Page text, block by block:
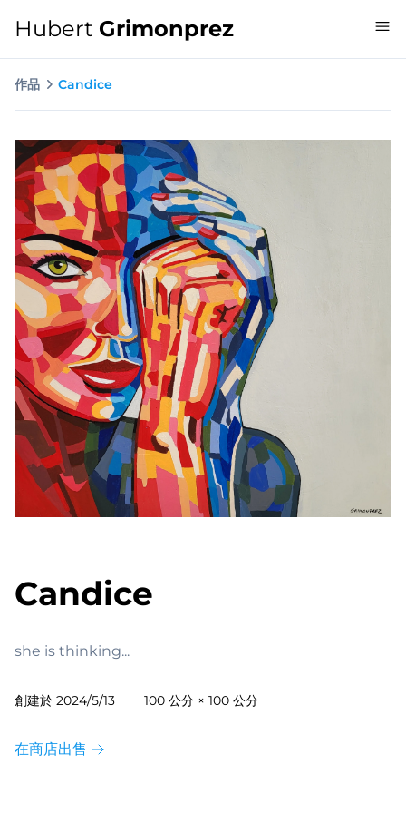
Hubert Grimonprez
作品 Candice
Candice
she is thinking...
創建於 2024/5/13 100 公分 × 100 公分
在商店出售